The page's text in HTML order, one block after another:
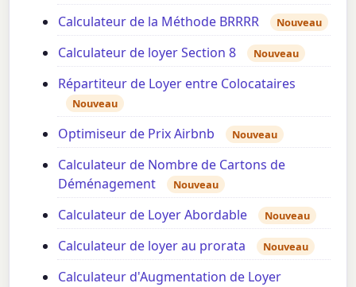
Calculateur de la Méthode BRRRR Nouveau
Calculateur de loyer Section 8 Nouveau
Répartiteur de Loyer entre Colocataires
Nouveau
Optimiseur de Prix Airbnb Nouveau
Calculateur de Nombre de Cartons de
Déménagement
Nouveau
Calculateur de Loyer Abordable Nouveau
Calculateur de loyer au prorata Nouveau
Calculateur d'Augmentation de Loyer